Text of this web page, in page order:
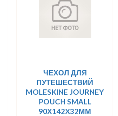
ЧЕХОЛ ДЛЯ
ПУТЕШЕСТВИЙ
MOLESKINE JOURNEY
POUCH SMALL
90Х142X32ММ